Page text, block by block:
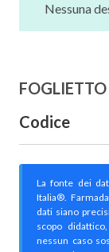
Nessuna
Codice
La fonte dei
Italia®.
dati siano
scopo
nessun caso